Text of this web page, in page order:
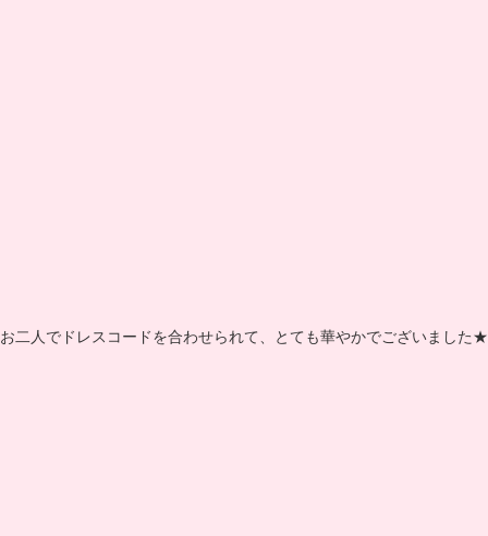
お二人でドレスコードを合わせられて、とても華やかでございました★